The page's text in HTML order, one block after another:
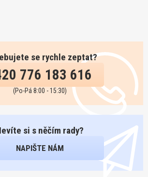
se rychle zeptat?
776 183 616
(Po-Pá 8:00 - 15:30)
si s něčím rady?
NAPIŠTE NÁM